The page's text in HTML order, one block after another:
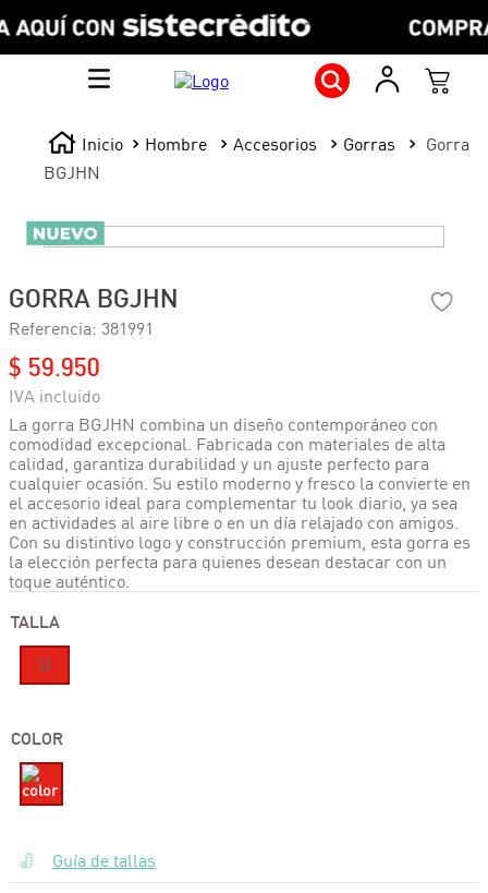
Hombre Accesorios Gorras
Gorra
BGJHN
GORRA BGJHN
Referencia: 381991
$ 59 950
La gorra BGJHN combina un diseño contemporáneo con
comodidad excepcional. Fabricada con materiales de alta
calidad, garantiza durabilidad y un ajuste perfecto para
cualquier ocasión. Su estilo moderno y fresco la convierte en
el accesorio ideal para complementar tu look diario, ya sea
en actividades al aire libre o en un día relajado con amigos.
Con su distintivo logo y construcción premium, esta gorra es
la elección perfecta para quienes desean destacar con un
toque auténtico.
TALLA
U
COLOR
Guía de tallas